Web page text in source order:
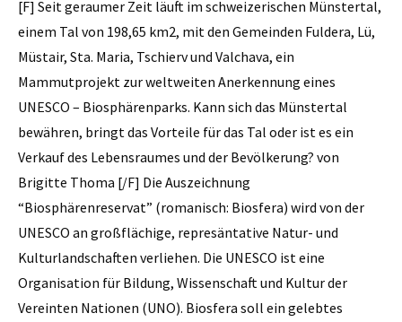
[F] Seit geraumer Zeit läuft im schweizerischen Münstertal,
einem Tal von 198,65 km2, mit den Gemeinden Fuldera, Lü,
Müstair, Sta. Maria, Tschierv und Valchava, ein
Mammutprojekt zur weltweiten Anerkennung eines
UNESCO – Biosphärenparks. Kann sich das Münstertal
bewähren, bringt das Vorteile für das Tal oder ist es ein
Verkauf des Lebensraumes und der Bevölkerung? von
Brigitte Thoma [/F] Die Auszeichnung
“Biosphärenreservat” (romanisch: Biosfera) wird von der
UNESCO an großflächige, represäntative Natur- und
Kulturlandschaften verliehen. Die UNESCO ist eine
Organisation für Bildung, Wissenschaft und Kultur der
Vereinten Nationen (UNO). Biosfera soll ein gelebtes